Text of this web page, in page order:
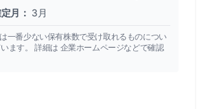
月： 3月
一番少ない保有株数で受け取れるものについ
ます。 詳細は 企業ホームページなどで確認